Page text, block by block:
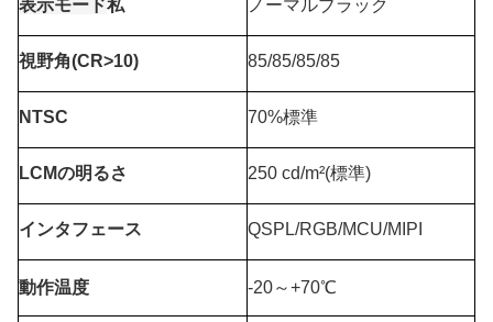
表示モード私 ノーマルブラック
視野角(CR>10) 85/85/85/85
NTSC 70%標準
LCMの明るさ 250 cd/m²(標準)
インタフェース QSPL/RGB/MCU/MIPI
動作温度 -20～+70℃